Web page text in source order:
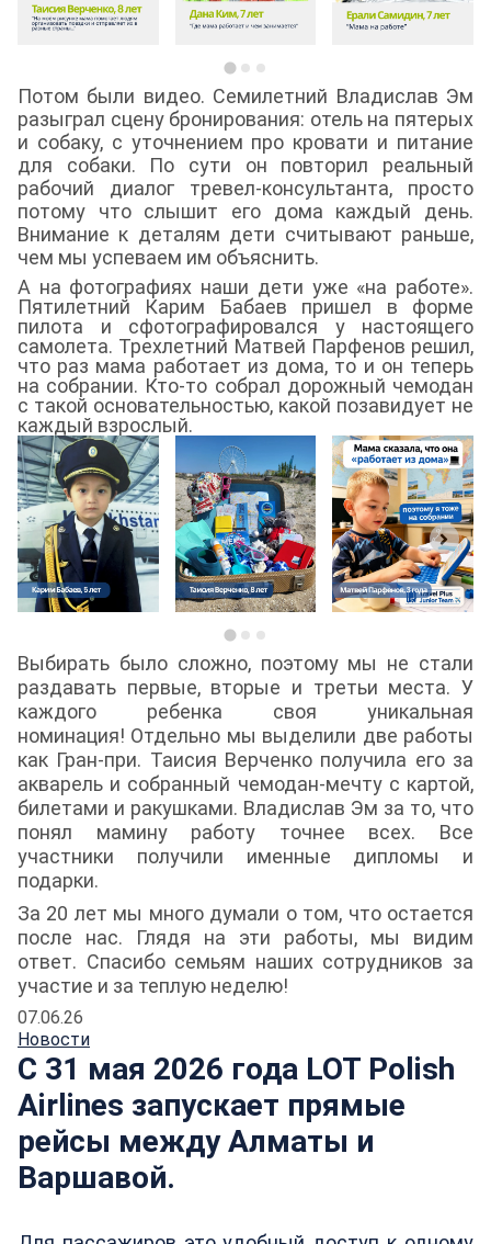
Потом были видео. Семилетний Владислав Эм
разыграл сцену бронирования: отель на пятерых
и собаку, с уточнением про кровати и питание
для собаки. По сути он повторил реальный
рабочий диалог тревел-консультанта, просто
потому что слышит его дома каждый день.
Внимание к деталям дети считывают раньше,
чем мы успеваем им объяснить.
А на фотографиях наши дети уже «на работе».
Пятилетний Карим Бабаев пришел в форме
пилота и сфотографировался у настоящего
самолета. Трехлетний Матвей Парфенов решил,
что раз мама работает из дома, то и он теперь
на собрании. Кто-то собрал дорожный чемодан
с такой основательностью, какой позавидует не
каждый взрослый.
Выбирать было сложно, поэтому мы не стали
раздавать первые, вторые и третьи места. У
каждого ребенка своя уникальная
номинация! Отдельно мы выделили две работы
как Гран-при. Таисия Верченко получила его за
акварель и собранный чемодан-мечту с картой,
билетами и ракушками. Владислав Эм за то, что
понял мамину работу точнее всех. Все
участники получили именные дипломы и
подарки.
За 20 лет мы много думали о том, что остается
после нас. Глядя на эти работы, мы видим
ответ. Спасибо семьям наших сотрудников за
участие и за теплую неделю!
07.06.26
Новости
С 31 мая 2026 года LOT Polish
Airlines запускает прямые
рейсы между Алматы и
Варшавой.